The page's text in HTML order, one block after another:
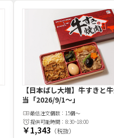
【日本ばし大増】牛すきと
当 「2026/9/1～」
最低注文個数：15個～
提供可能時間：8:30~18:00
￥1,343 （税抜）